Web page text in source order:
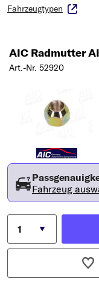
Fahrzeugtypen
AIC Radmutter
Art.-Nr. 52920
Fahrzeug